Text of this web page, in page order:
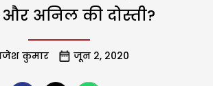
और अनिल की दोस्ती?
कुमार जून 2, 2020